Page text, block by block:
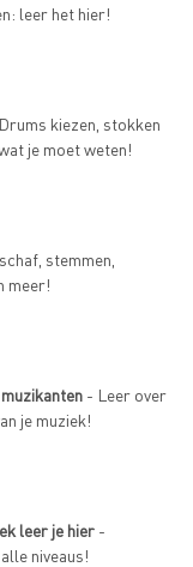
leer het hier!
kiezen, stokken
je moet weten!
stemmen,
meer!
- Leer over
je muziek!
leer je hier -
niveaus!